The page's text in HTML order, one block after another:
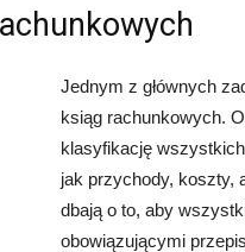
Jednym z głównych
ksiąg rachunkowych.
klasyfikację
jak przychody, koszty,
dbają o to, aby
obowiązującymi